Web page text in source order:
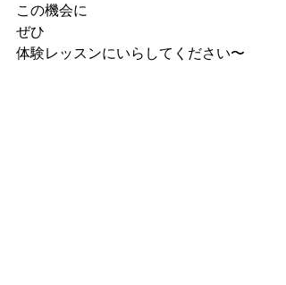
この機会に
ぜひ
体験レッスンにいらしてください〜